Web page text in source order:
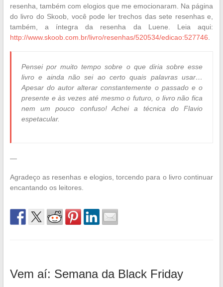
resenha, também com elogios que me emocionaram. Na página
do livro do Skoob, você pode ler trechos das sete resenhas e,
também, a íntegra da resenha da Luene. Leia aqui:
http://www.skoob.com.br/livro/resenhas/520534/edicao:527746
Pensei por muito tempo sobre o que diria sobre esse
livro e ainda não sei ao certo quais palavras usar…
Apesar do autor alterar constantemente o passado e o
presente e às vezes até mesmo o futuro, o livro não fica
nem um pouco confuso! Achei a técnica do Flavio
espetacular.
—
Agradeço as resenhas e elogios, torcendo para o livro continuar
encantando os leitores.
Vem aí: Semana da Black Friday